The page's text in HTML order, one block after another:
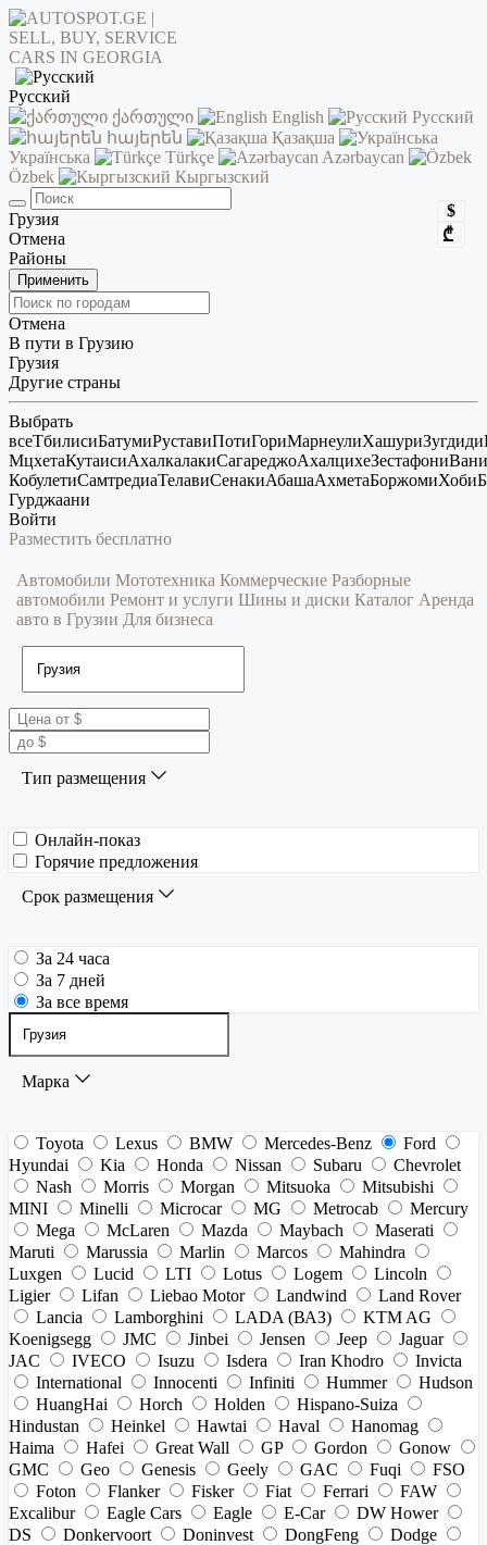
Русский
ქართული
English
Русский
հայերեն
Қазақша
Українська
Türkçe
Azərbaycan
Özbek
Кыргызский
$
₾
Грузия
Отмена
Районы
Применить
Отмена
В пути в Грузию
Грузия
Другие страны
Выбрать
всеТбилисиБатумиРуставиПотиГориМарнеулиХашуриЗугдиди
МцхетаКутаисиАхалкалакиСагареджоАхалцихеЗестафониВани
КобулетиСамтредиаТелавиСенакиАбашаАхметаБоржомиХоби
Гурджаани
Войти
Разместить бесплатно
Автомобили Мототехника Коммерческие Разборные
автомобили Ремонт и услуги Шины и диски Каталог Аренда
авто в Грузии Для бизнеса
Тип размещения
Онлайн-показ
Горячие предложения
Срок размещения
За 24 часа
За 7 дней
За все время
Марка
Toyota Lexus BMW Mercedes-Benz
Ford
Hyundai
Kia Honda Nissan Subaru
Chevrolet
Nash
Morris Morgan Mitsuoka
Mitsubishi
MINI
Minelli Microcar MG Metrocab
Mercury
Mega
McLaren Mazda Maybach
Maserati
Maruti
Marussia Marlin Marcos
Mahindra
Luxgen
Lucid LTI Lotus Logem
Lincoln
Ligier
Lifan Liebao Motor Landwind
Land Rover
Lancia
Lamborghini LADA (ВАЗ)
KTM AG
Koenigsegg
JMC Jinbei Jensen Jeep
Jaguar
JAC
IVECO Isuzu Isdera Iran Khodro
Invicta
International
Innocenti Infiniti Hummer
Hudson
HuangHai
Horch Holden
Hispano-Suiza
Hindustan
Heinkel Hawtai Haval
Hanomag
Haima
Hafei Great Wall GP Gordon
Gonow
GMC
Geo Genesis Geely GAC Fuqi
FSO
Foton
Flanker Fisker Fiat Ferrari
FAW
Excalibur
Eagle Cars Eagle E-Car
DW Hower
DS
Donkervoort Doninvest DongFeng
Dodge